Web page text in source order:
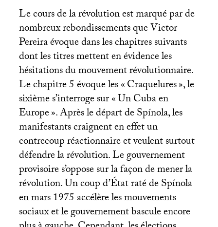
Le cours de la révolution est marqué par de
nombreux rebondissements que Victor
Pereira évoque dans les chapitres suivants
dont les titres mettent en évidence les
hésitations du mouvement révolutionnaire.
Le chapitre 5 évoque les «Craquelures», le
sixième s’interroge sur «Un Cuba en
Europe». Après le départ de Spínola, les
manifestants craignent en effet un
contrecoup réactionnaire et veulent surtout
défendre la révolution. Le gouvernement
provisoire s’oppose sur la façon de mener la
révolution. Un coup d’État raté de Spínola
en mars 1975 accélère les mouvements
sociaux et le gouvernement bascule encore